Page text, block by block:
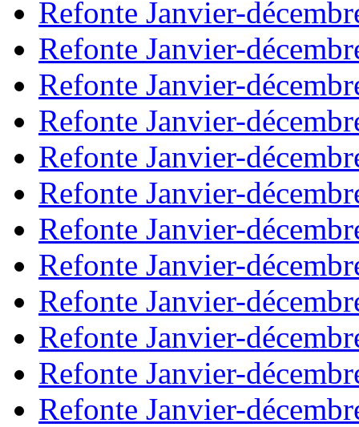
Refonte Janvier-
Refonte Janvier-
Refonte Janvier-
Refonte Janvier-
Refonte Janvier-
Refonte Janvier-
Refonte Janvier-
Refonte Janvier-
Refonte Janvier-
Refonte Janvier-
Refonte Janvier-
Refonte Janvier-